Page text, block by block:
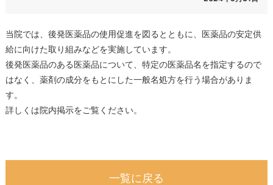
当院では、後発医薬品の使用促進を図るとともに、医薬品の安定供
給に向けた取り組みなどを実施しています。
後発医薬品のある医薬品について、特定の医薬品名を指定するので
はなく、薬剤の成分をもとにした一般名処方を行う場合がありま
す。
詳しくは院内掲示をご覧ください。
一覧に戻る